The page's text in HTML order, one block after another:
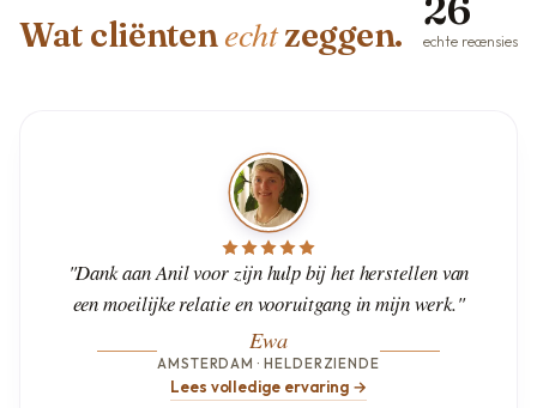
Wat cliëntenechtzeggen.
26
echte recensies
"Dank aan Anil voor zijn hulp bij het herstellen van
een moeilijke relatie en vooruitgang in mijn werk."
Ewa
AMSTERDAM · HELDERZIENDE
Lees volledige ervaring →